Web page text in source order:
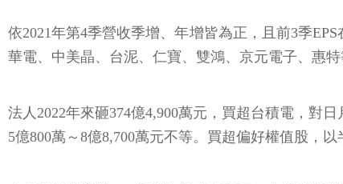
依2021年第4季營收季增、年增皆為正，且前3季
華電、中美晶、台泥、仁寶、雙鴻、京元電子、惠特
法人2022年來砸374億4,900萬元，買超台積電，對
5億800萬～8億8,700萬元不等。買超偏好權值股，